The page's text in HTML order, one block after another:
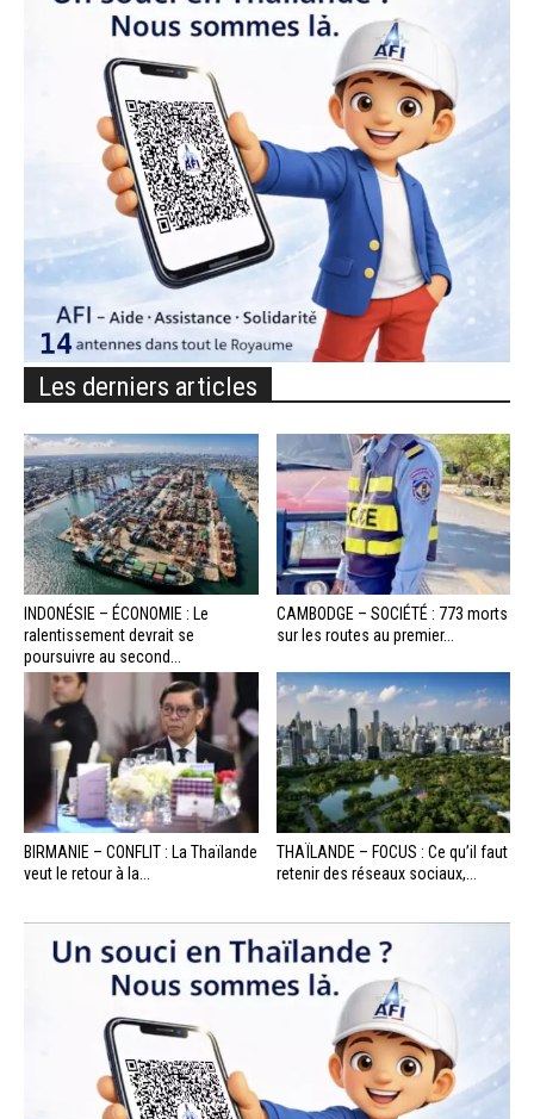
Les derniers articles
INDONÉSIE – ÉCONOMIE : Le
ralentissement devrait se
poursuivre au second...
CAMBODGE – SOCIÉTÉ : 773 morts
sur les routes au premier...
BIRMANIE – CONFLIT : La Thaïlande
veut le retour à la...
THAÏLANDE – FOCUS : Ce qu’il faut
retenir des réseaux sociaux,...